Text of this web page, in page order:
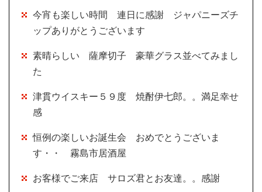
今宵も楽しい時間 連日に感謝 ジャパニーズチ
ップありがとうございます
素晴らしい 薩摩切子 豪華グラス並べてみまし
た
津貫ウイスキー５９度 焼酎伊七郎。。満足幸せ
感
恒例の楽しいお誕生会 おめでとうございま
す・・ 霧島市居酒屋
お客様でご来店 サロズ君とお友達。。感謝